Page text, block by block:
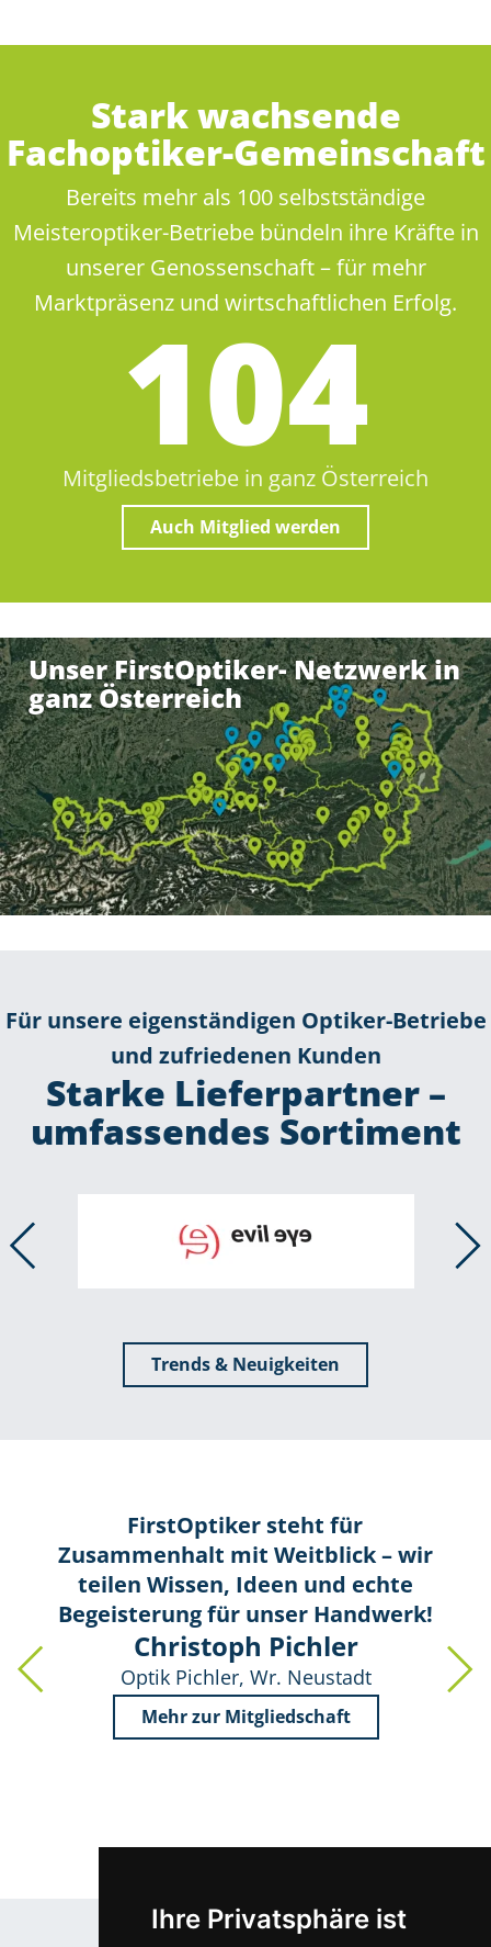
Ihre Privatsphäre ist
Stark wachsende
Fachoptiker-Gemeinschaft
Bereits mehr als 100 selbstständige
Meisteroptiker-Betriebe bündeln ihre Kräfte in
unserer Genossenschaft – für mehr
Marktpräsenz und wirtschaftlichen Erfolg.
105
Mitgliedsbetriebe in ganz Österreich
Auch Mitglied werden
Unser FirstOptiker- Netzwerk in
ganz Österreich
Für unsere eigenständigen Optiker-Betriebe
und zufriedenen Kunden
Starke Lieferpartner –
umfassendes Sortiment
Trends & Neuigkeiten
FirstOptiker steht für
Zusammenhalt mit Weitblick – wir
teilen Wissen, Ideen und echte
Begeisterung für unser Handwerk!
Christoph Pichler
Optik Pichler, Wr. Neustadt
Mehr zur Mitgliedschaft
Aus der Optik-Welt